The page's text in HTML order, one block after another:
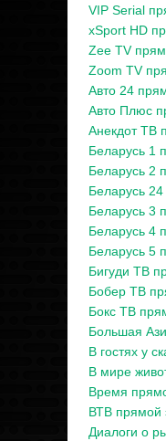
VIP Serial
xSport HD
Zee TV
Zoom TV
Авто 24
Авто Плюс
Анекдот ТВ
Беларусь 1
Беларусь 2
Беларусь
Беларусь 3
Беларусь 4
Беларусь 5
Бигуди ТВ
Бобер ТВ
Бокс ТВ
Большая
В гостях у
В мире
Время
ВТВ прямой
Диалоги о